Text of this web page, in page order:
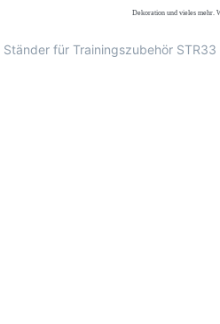
Dekoration und vieles mehr.
für Trainingszubehör STR33